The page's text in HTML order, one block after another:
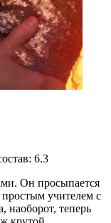
6.3
Он просыпается
учителем с
наоборот, теперь